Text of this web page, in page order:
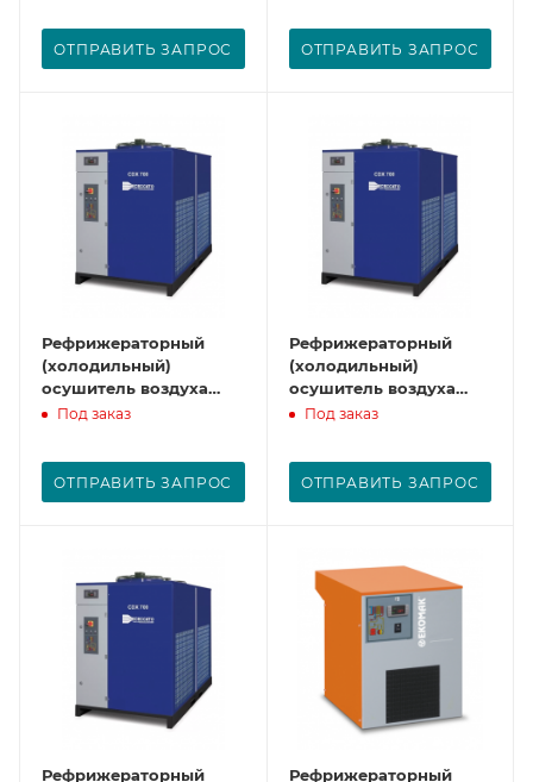
ОТПРАВИТЬ ЗАПРОС ОТПРАВИТЬ ЗАПРОС
Рефрижераторный
(холодильный)
осушитель воздуха
CDX500
Под заказ
ОТПРАВИТЬ ЗАПРОС
Рефрижераторный
(холодильный)
осушитель воздуха
CDX700
Под заказ
ОТПРАВИТЬ ЗАПРОС
Рефрижераторный
Рефрижераторный